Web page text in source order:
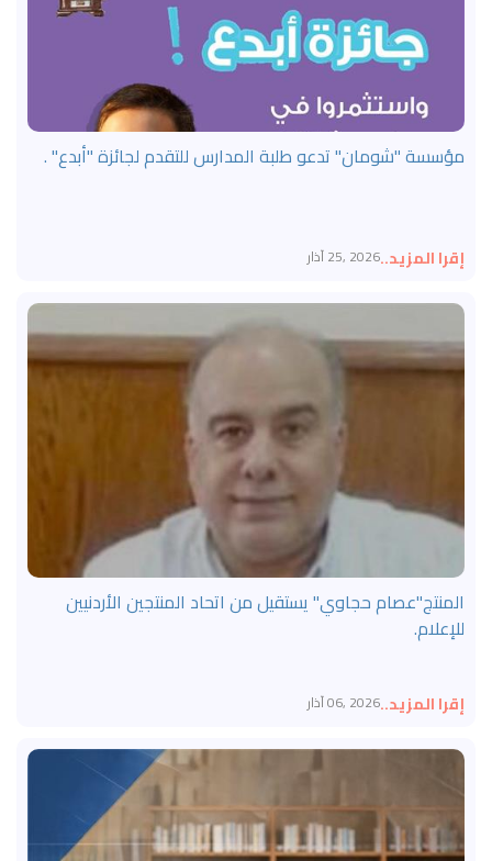
مؤسسة "شومان" تدعو طلبة المدارس للتقدم لجائزة "أبدع" .
2026 ,25 آذارإقرا المزيد..
المنتج"عصام حجاوي" يستقيل من اتحاد المنتجين الأردنيين
للإعلام.
2026 ,06 آذارإقرا المزيد..